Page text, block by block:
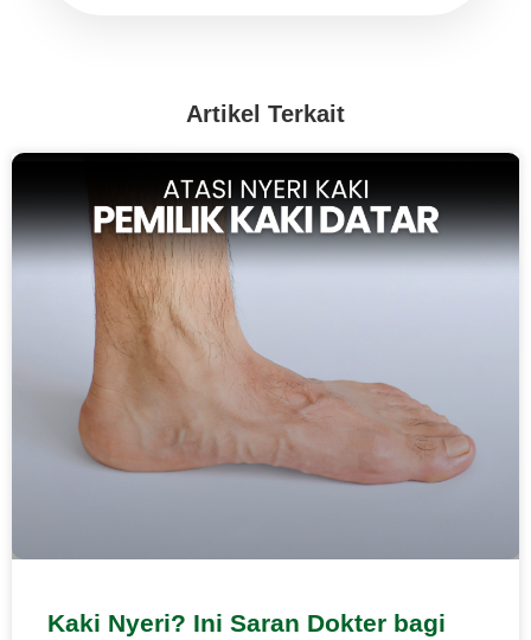
Artikel Terkait
Kaki Nyeri? Ini Saran Dokter bagi